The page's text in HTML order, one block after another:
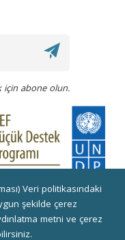
için abone olun.
tarafından desteklenen
Yenilenmiştir.
Veri politikasındaki
şekilde çerez
metni ve çerez